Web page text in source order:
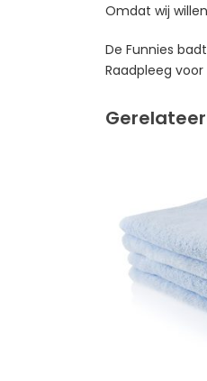
Omdat wij
De Funnies
Raadpleeg